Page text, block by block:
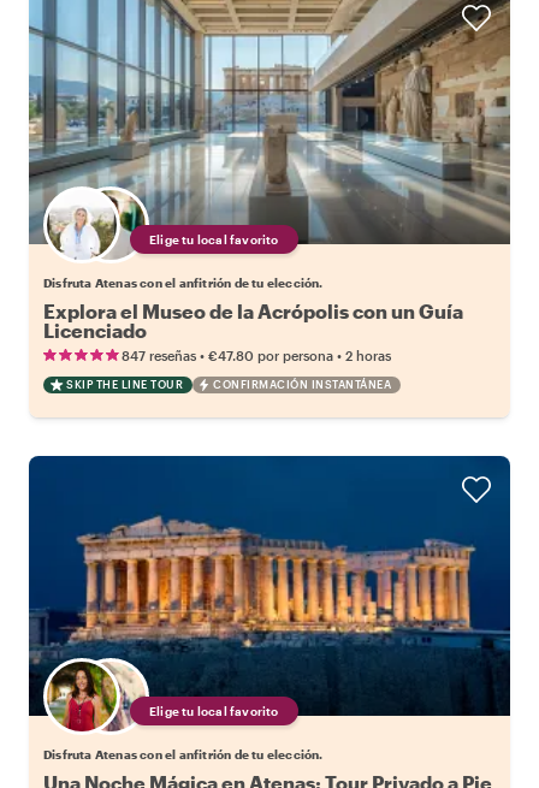
Elige tu local favorito
Disfruta Atenas con el anfitrión de tu elección.
Explora el Museo de la Acrópolis con un Guía
Licenciado
847 reseñas • €47.80 por persona • 2 horas
SKIP THE LINE TOUR CONFIRMACIÓN INSTANTÁNEA
Elige tu local favorito
Disfruta Atenas con el anfitrión de tu elección.
Una Noche Mágica en Atenas: Tour Privado a Pie